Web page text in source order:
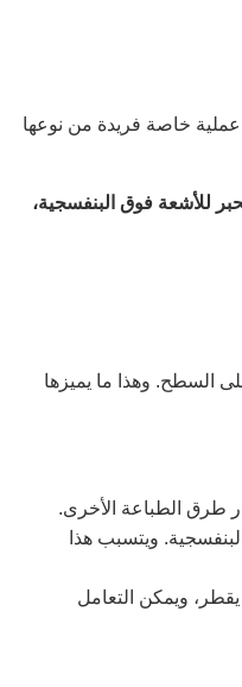
خاصة فريدة من نوعها
للأشعة فوق البنفسجية،
السطح. وهذا ما يميزها
طرق الطباعة الأخرى.
ويتسبب هذا
يقطر، ويمكن التعامل